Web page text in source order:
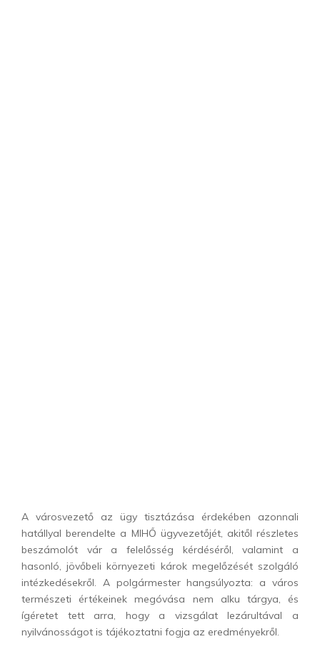
A városvezető az ügy tisztázása érdekében azonnali
hatállyal berendelte a MIHŐ ügyvezetőjét, akitől részletes
beszámolót vár a felelősség kérdéséről, valamint a
hasonló, jövőbeli környezeti károk megelőzését szolgáló
intézkedésekről. A polgármester hangsúlyozta: a város
természeti értékeinek megóvása nem alku tárgya, és
ígéretet tett arra, hogy a vizsgálat lezárultával a
nyilvánosságot is tájékoztatni fogja az eredményekről.